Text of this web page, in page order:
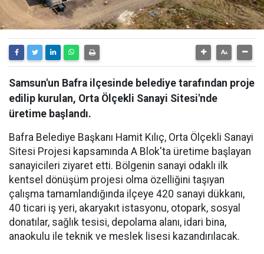
Samsun'un Bafra ilçesinde belediye tarafından proje
edilip kurulan, Orta Ölçekli Sanayi Sitesi'nde
üretime başlandı.
Bafra Belediye Başkanı Hamit Kılıç, Orta Ölçekli Sanayi
Sitesi Projesi kapsamında A Blok'ta üretime başlayan
sanayicileri ziyaret etti. Bölgenin sanayi odaklı ilk
kentsel dönüşüm projesi olma özelliğini taşıyan
çalışma tamamlandığında ilçeye 420 sanayi dükkanı,
40 ticari iş yeri, akaryakıt istasyonu, otopark, sosyal
donatılar, sağlık tesisi, depolama alanı, idari bina,
anaokulu ile teknik ve meslek lisesi kazandırılacak.